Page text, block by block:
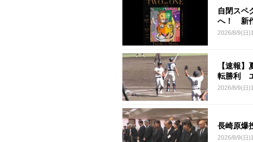
自閉スペ
へ！ 新
2026/8/9(日
【速報
転勝利
2026/8/9(日
長崎原爆
2026/8/9(日